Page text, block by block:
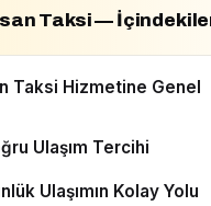
Taksi —
Taksi Hizmetine Genel
Ulaşım Tercihi
Ulaşımın Kolay Yolu